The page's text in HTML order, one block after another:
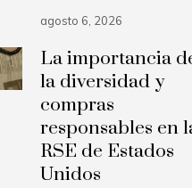
agosto 6, 2026
La importancia
la diversidad y
compras
responsables en
RSE de Estados
Unidos